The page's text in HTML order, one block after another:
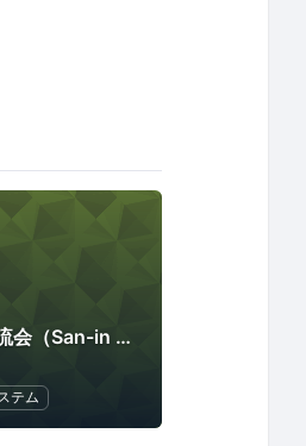
山陰セキュリティ交流会（San-in Sec Lounge）
テム